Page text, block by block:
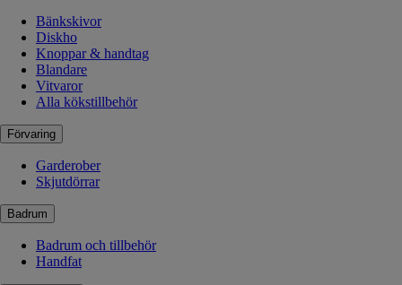
Bänkskivor
Diskho
Knoppar & handtag
Blandare
Vitvaror
Alla kökstillbehör
Förvaring
Garderober
Skjutdörrar
Badrum
Badrum och tillbehör
Handfat